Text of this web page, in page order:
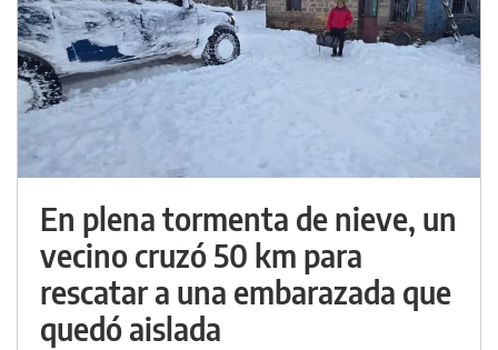
En plena tormenta de nieve, un
vecino cruzó 50 km para
rescatar a una embarazada que
quedó aislada